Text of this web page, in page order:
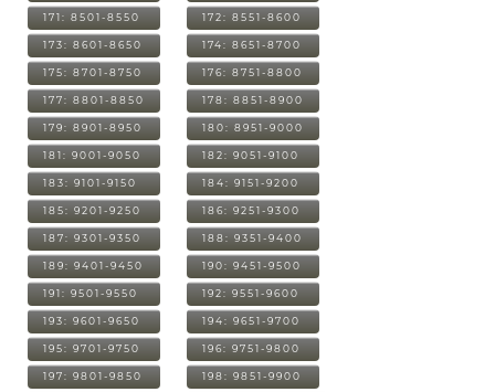
171: 8501-8550 172: 8551-8600
173: 8601-8650 174: 8651-8700
175: 8701-8750 176: 8751-8800
177: 8801-8850 178: 8851-8900
179: 8901-8950 180: 8951-9000
181: 9001-9050 182: 9051-9100
183: 9101-9150 184: 9151-9200
185: 9201-9250 186: 9251-9300
187: 9301-9350 188: 9351-9400
189: 9401-9450 190: 9451-9500
191: 9501-9550 192: 9551-9600
193: 9601-9650 194: 9651-9700
195: 9701-9750 196: 9751-9800
197: 9801-9850 198: 9851-9900